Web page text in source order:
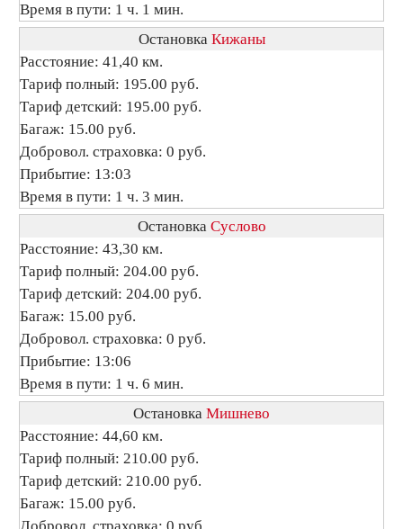
Время в пути: 1 ч. 1 мин.
Остановка Кижаны
Расстояние: 41,40 км.
Тариф полный: 195.00 руб.
Тариф детский: 195.00 руб.
Багаж: 15.00 руб.
Добровол. страховка: 0 руб.
Прибытие: 13:03
Время в пути: 1 ч. 3 мин.
Остановка Суслово
Расстояние: 43,30 км.
Тариф полный: 204.00 руб.
Тариф детский: 204.00 руб.
Багаж: 15.00 руб.
Добровол. страховка: 0 руб.
Прибытие: 13:06
Время в пути: 1 ч. 6 мин.
Остановка Мишнево
Расстояние: 44,60 км.
Тариф полный: 210.00 руб.
Тариф детский: 210.00 руб.
Багаж: 15.00 руб.